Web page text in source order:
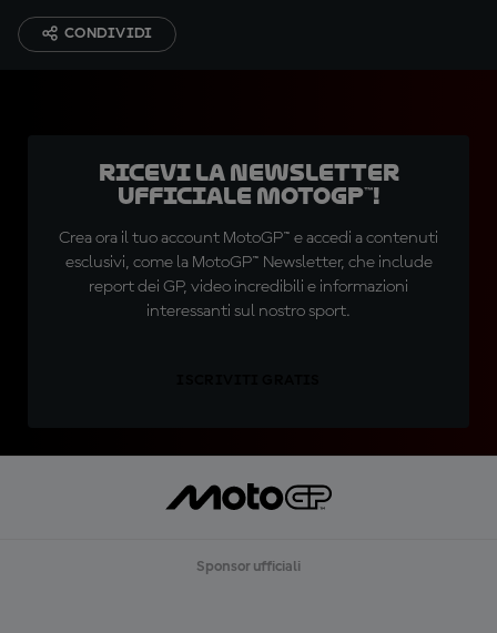
CONDIVIDI
Ricevi la newsletter
ufficiale MotoGP™!
Crea ora il tuo account MotoGP™ e accedi a contenuti
esclusivi, come la MotoGP™ Newsletter, che include
report dei GP, video incredibili e informazioni
interessanti sul nostro sport.
Sponsor ufficiali